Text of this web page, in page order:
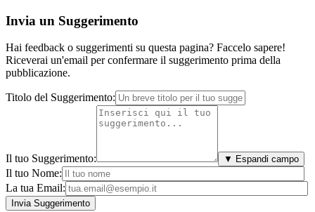
Invia un Suggerimento
Hai feedback o suggerimenti su questa pagina? Faccelo sapere!
Riceverai un'email per confermare il suggerimento prima della
pubblicazione.
Titolo del Suggerimento:
Il tuo Suggerimento: ▼ Espandi campo
Il tuo Nome:
La tua Email: